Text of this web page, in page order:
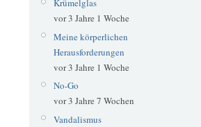
Krümelglas
vor 3 Jahre 1 Woche
Meine körperlichen
Herausforderungen
vor 3 Jahre 1 Woche
No-Go
vor 3 Jahre 7 Wochen
Vandalismus